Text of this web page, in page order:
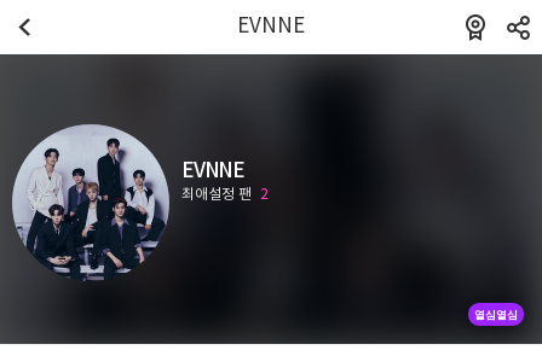
EVNNE
EVNNE
최애설정 팬 2
열심열심